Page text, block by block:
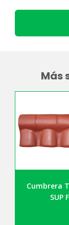
Más
Cumbrera
SUP